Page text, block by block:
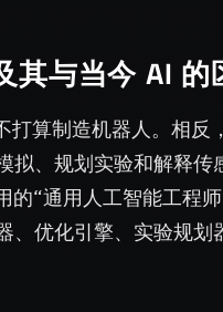
其与当今 AI 的
打算制造机器人。相
拟、规划实验和解释
“通用人工智能工程
、优化引擎、实验规